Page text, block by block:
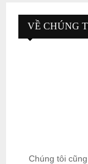
VỀ CHÚNG
Chúng tôi